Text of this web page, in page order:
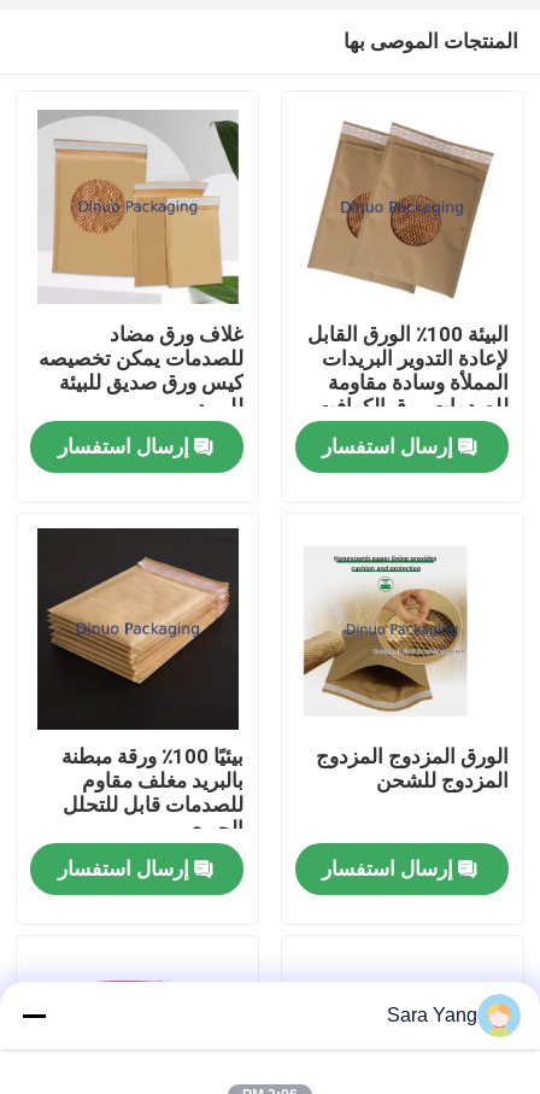
بيت
منتجات
معلومات عنا
جولة المصنع
مراقبة الجودة
اتصل بنا
القضايا
الحقائب البريدية فقاعي
المنتجات الموصى بها
البيئة 100٪ الورق القابل
لإعادة التدوير البريدات
المملأة وسادة مقاومة
للصدمات ورق الكرافت
الكيس المملأ من الورق
التعبئة إرسال استفسار
غلاف ورق مضاد
للصدمات يمكن تخصيصه
كيس ورق صديق للبيئة
للبريد
إرسال استفسار
الورق المزدوج المزدوج
المزدوج للشحن
إرسال استفسار
بيئيًا 100٪ ورقة مبطنة
بالبريد مغلف مقاوم
للصدمات قابل للتحلل
الحيوي
إرسال استفسار
Sara Yang